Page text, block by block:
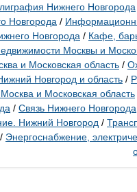
Нижнего Новгорода
Новгорода /
Новгорода / Кафе,
Москвы и
и Московская область /
Новгород и область /
и Московская область
/ Связь Нижнего Новгорода
Нижний Новгород /
/ Энергоснабжение,